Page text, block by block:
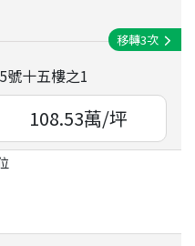
號十五樓之1
移轉3次
108.53萬/坪